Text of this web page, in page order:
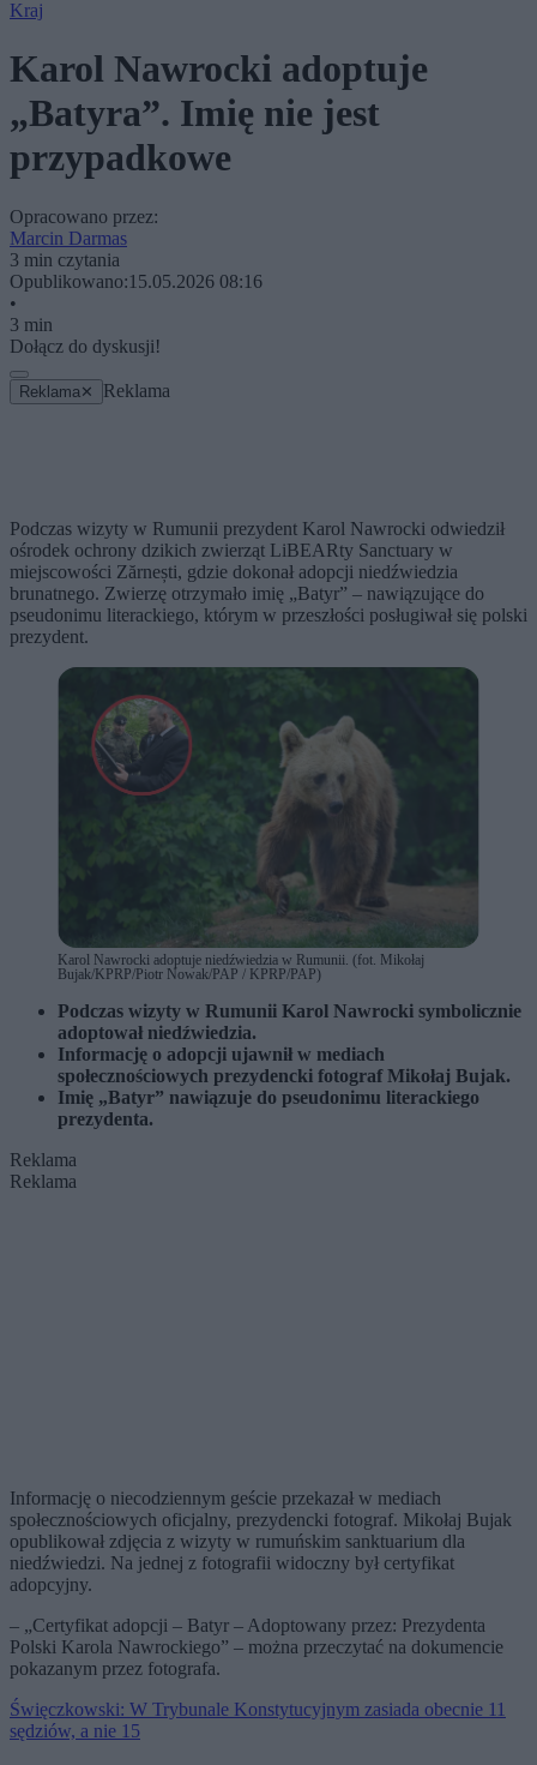
Kraj
Karol Nawrocki adoptuje
„Batyra”. Imię nie jest
przypadkowe
Opracowano przez:
Marcin Darmas
3 min czytania
Opublikowano:15.05.2026 08:16
•
3 min
Dołącz do dyskusji!
Reklama ✕ Reklama
Podczas wizyty w Rumunii prezydent Karol Nawrocki odwiedził
ośrodek ochrony dzikich zwierząt LiBEARty Sanctuary w
miejscowości Zărnești, gdzie dokonał adopcji niedźwiedzia
brunatnego. Zwierzę otrzymało imię „Batyr” – nawiązujące do
pseudonimu literackiego, którym w przeszłości posługiwał się polski
prezydent.
Karol Nawrocki adoptuje niedźwiedzia w Rumunii. (fot. Mikołaj
Bujak/KPRP/Piotr Nowak/PAP / KPRP/PAP)
Podczas wizyty w Rumunii Karol Nawrocki symbolicznie
adoptował niedźwiedzia.
Informację o adopcji ujawnił w mediach
społecznościowych prezydencki fotograf Mikołaj Bujak.
Imię „Batyr” nawiązuje do pseudonimu literackiego
prezydenta.
Reklama
Reklama
Informację o niecodziennym geście przekazał w mediach
społecznościowych oficjalny, prezydencki fotograf. Mikołaj Bujak
opublikował zdjęcia z wizyty w rumuńskim sanktuarium dla
niedźwiedzi. Na jednej z fotografii widoczny był certyfikat
adopcyjny.
– „Certyfikat adopcji – Batyr – Adoptowany przez: Prezydenta
Polski Karola Nawrockiego” – można przeczytać na dokumencie
pokazanym przez fotografa.
Święczkowski: W Trybunale Konstytucyjnym zasiada obecnie 11
sędziów, a nie 15